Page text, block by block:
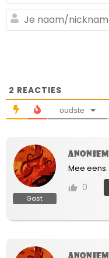
2 REACTIES
oudste
Gast
Anoniem
Mee eens.
0
Anoniem